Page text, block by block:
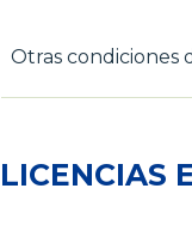
Otras condiciones
LICENCIAS